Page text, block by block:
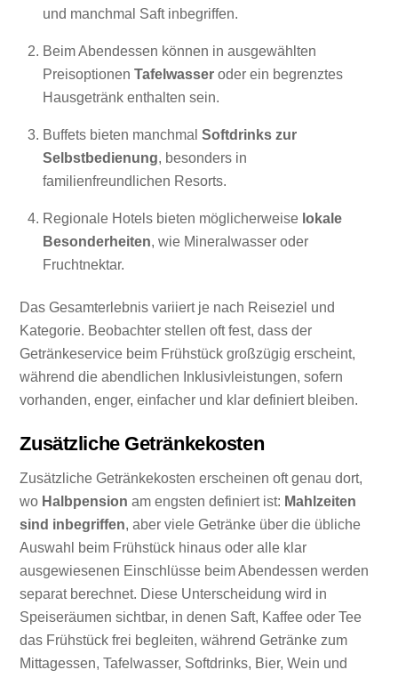
und manchmal Saft inbegriffen.
Beim Abendessen können in ausgewählten
Preisoptionen Tafelwasser oder ein begrenztes
Hausgetränk enthalten sein.
Buffets bieten manchmal Softdrinks zur
Selbstbedienung, besonders in
familienfreundlichen Resorts.
Regionale Hotels bieten möglicherweise lokale
Besonderheiten, wie Mineralwasser oder
Fruchtnektar.
Das Gesamterlebnis variiert je nach Reiseziel und
Kategorie. Beobachter stellen oft fest, dass der
Getränkeservice beim Frühstück großzügig erscheint,
während die abendlichen Inklusivleistungen, sofern
vorhanden, enger, einfacher und klar definiert bleiben.
Zusätzliche Getränkekosten
Zusätzliche Getränkekosten erscheinen oft genau dort,
wo Halbpension am engsten definiert ist: Mahlzeiten
sind inbegriffen, aber viele Getränke über die übliche
Auswahl beim Frühstück hinaus oder alle klar
ausgewiesenen Einschlüsse beim Abendessen werden
separat berechnet. Diese Unterscheidung wird in
Speiseräumen sichtbar, in denen Saft, Kaffee oder Tee
das Frühstück frei begleiten, während Getränke zum
Mittagessen, Tafelwasser, Softdrinks, Bier, Wein und